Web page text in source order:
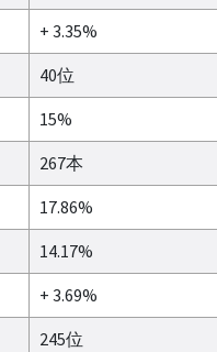
+ 3.35%
40位
15%
267本
17.86%
14.17%
+ 3.69%
245位